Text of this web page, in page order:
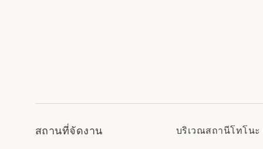
สถานที่จัดงาน บริเวณสถานีโทโนะ